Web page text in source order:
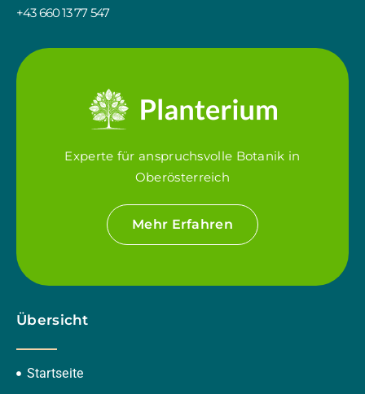
+43 660 13 77 547
Experte für anspruchsvolle Botanik in
Oberösterreich
Mehr Erfahren
Übersicht
Startseite